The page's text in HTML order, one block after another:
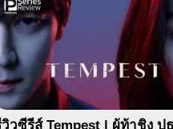
วซีรีส์ Tempest | ผู้ท้าชิง ป